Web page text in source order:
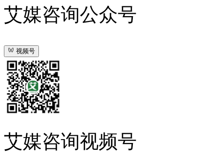
艾媒咨询公众号
视频号
艾媒咨询视频号